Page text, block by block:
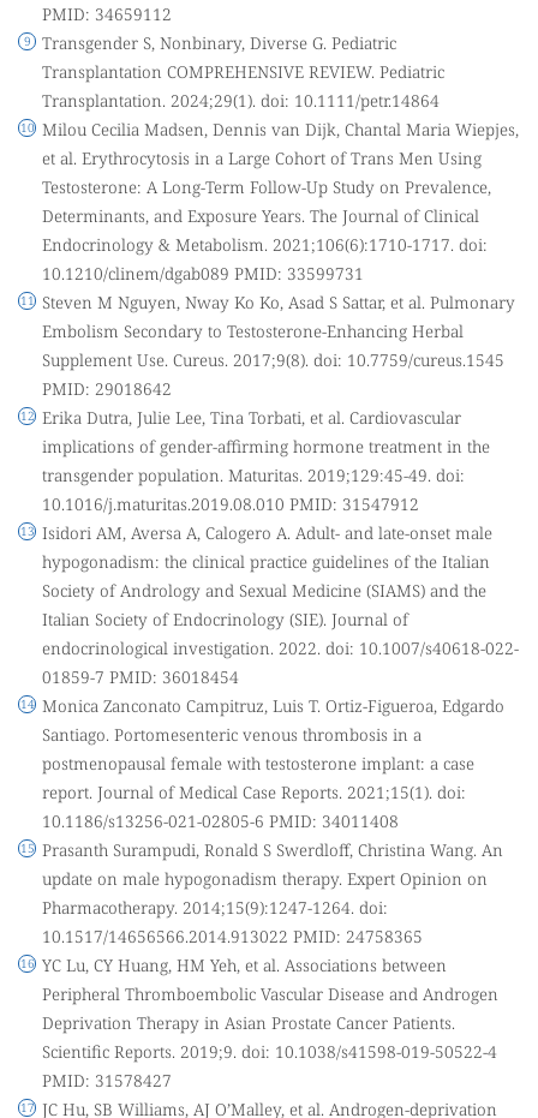
PMID: 34659112
Transgender S, Nonbinary, Diverse G. Pediatric
Transplantation COMPREHENSIVE REVIEW. Pediatric
Transplantation. 2024;29(1). doi: 10.1111/petr.14864
Milou Cecilia Madsen, Dennis van Dijk, Chantal Maria Wiepjes,
et al. Erythrocytosis in a Large Cohort of Trans Men Using
Testosterone: A Long-Term Follow-Up Study on Prevalence,
Determinants, and Exposure Years. The Journal of Clinical
Endocrinology & Metabolism. 2021;106(6):1710-1717. doi:
10.1210/clinem/dgab089 PMID: 33599731
Steven M Nguyen, Nway Ko Ko, Asad S Sattar, et al. Pulmonary
Embolism Secondary to Testosterone-Enhancing Herbal
Supplement Use. Cureus. 2017;9(8). doi: 10.7759/cureus.1545
PMID: 29018642
Erika Dutra, Julie Lee, Tina Torbati, et al. Cardiovascular
implications of gender-affirming hormone treatment in the
transgender population. Maturitas. 2019;129:45-49. doi:
10.1016/j.maturitas.2019.08.010 PMID: 31547912
Isidori AM, Aversa A, Calogero A. Adult- and late-onset male
hypogonadism: the clinical practice guidelines of the Italian
Society of Andrology and Sexual Medicine (SIAMS) and the
Italian Society of Endocrinology (SIE). Journal of
endocrinological investigation. 2022. doi: 10.1007/s40618-022-
01859-7 PMID: 36018454
Monica Zanconato Campitruz, Luis T. Ortiz-Figueroa, Edgardo
Santiago. Portomesenteric venous thrombosis in a
postmenopausal female with testosterone implant: a case
report. Journal of Medical Case Reports. 2021;15(1). doi:
10.1186/s13256-021-02805-6 PMID: 34011408
Prasanth Surampudi, Ronald S Swerdloff, Christina Wang. An
update on male hypogonadism therapy. Expert Opinion on
Pharmacotherapy. 2014;15(9):1247-1264. doi:
10.1517/14656566.2014.913022 PMID: 24758365
YC Lu, CY Huang, HM Yeh, et al. Associations between
Peripheral Thromboembolic Vascular Disease and Androgen
Deprivation Therapy in Asian Prostate Cancer Patients.
Scientific Reports. 2019;9. doi: 10.1038/s41598-019-50522-4
PMID: 31578427
JC Hu, SB Williams, AJ O’Malley, et al. Androgen-deprivation